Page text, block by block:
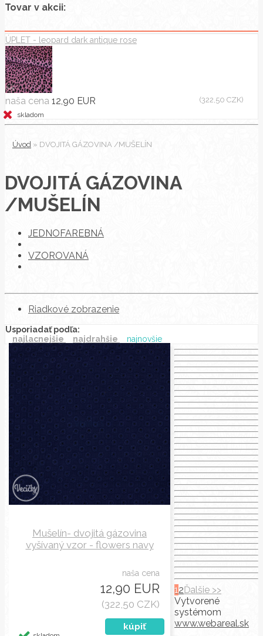
Tovar v akcii:
ÚPLET - leopard dark antique rose
naša cena 12,90 EUR (322,50 CZK)
skladom
Úvod » DVOJITÁ GÁZOVINA /MUŠELÍN
DVOJITÁ GÁZOVINA
/MUŠELÍN
JEDNOFAREBNÁ
VZOROVANÁ
Riadkové zobrazenie
Usporiadať podľa:
najlacnejšie
najdrahšie najnovšie
Mušelín- dvojitá gázovina
vyšívaný vzor - flowers navy
naša cena
12,90 EUR
(322,50 CZK)
12Ďalšie >>
Vytvorené
systémom
www.webareal.sk